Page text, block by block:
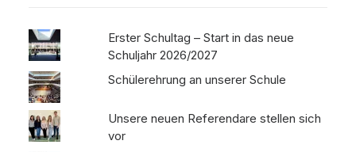
Erster Schultag – Start in das neue
Schuljahr 2026/2027
Schülerehrung an unserer Schule
Unsere neuen Referendare stellen sich
vor